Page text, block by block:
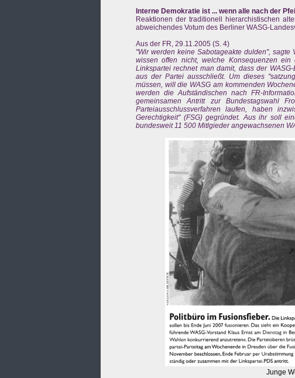
Interne Demokratie ist ... wenn alle nach der
Reaktionen der traditionell hierarchistischen
abweichendes Votum des Berliner WASG-
Aus der FR, 29.11.2005 (S. 4)
"Wir werden keine Sabotageakte dulden",
wissen offen nicht, welche Konsequenzen
Linkspartei rechnet man damit, dass der
aus der Partei ausschließt. Um dieses
müssen, will die WASG am kommenden
werden die Aufständischen nach FR-
gemeinsamen Antritt zur Bundestagswahl
Parteiausschlussverfahren laufen, haben
Gerechtigkeit" (FSG) gegründet. Aus ihr soll
bundesweit 11 500 Mitlgieder angewachsenen
Junge